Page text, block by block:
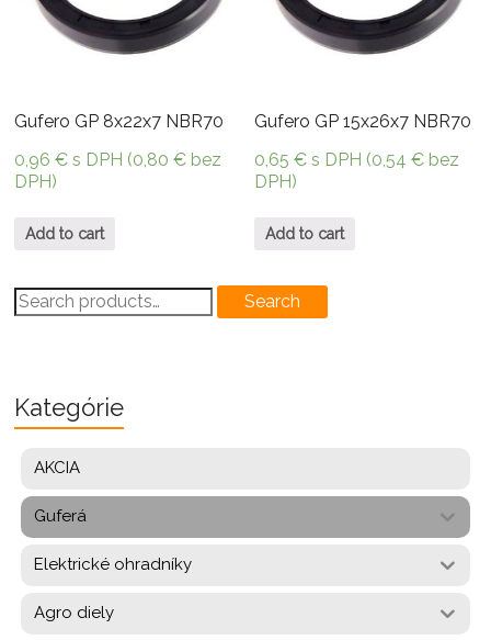
Gufero GP 8x22x7 NBR70
0,96€ s DPH (0,80€ bez
DPH)
Add to cart
Gufero GP 15x26x7 NBR70
0,65€ s DPH (0,54€ bez
DPH)
Add to cart
Search
for:
Search
Kategórie
AKCIA
Guferá
Elektrické ohradníky
Agro diely